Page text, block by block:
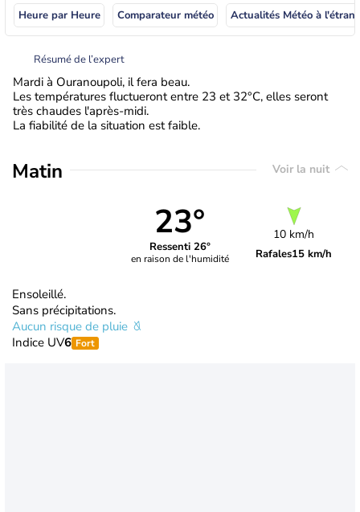
Heure par Heure Comparateur météo
Résumé de l’expert
Mardi à Ouranoupoli, il fera beau.
Les températures fluctueront entre 23 et 32°C, elles seront
très chaudes l'après-midi.
La fiabilité de la situation est faible.
Matin Voir la nuit
23°
Ressenti 26°
en raison de l'humidité
10 km/h
Rafales15 km/h
Ensoleillé.
Sans précipitations.
Aucun risque de pluie
Indice UV6 Fort